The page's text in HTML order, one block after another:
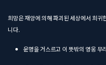
희망은 재앙에 의해 파괴된 세상에서 희귀
니다.
운명을 거스르고 이 뜻밖의 영웅 무